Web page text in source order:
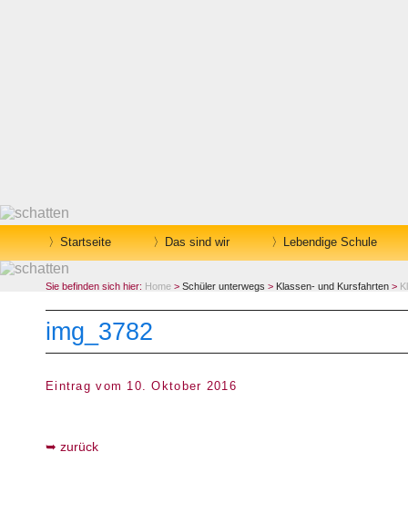
Startseite Das sind wir Lebendige Schule
Sie befinden sich hier: Home > Schüler unterwegs > Klassen- und Kursfahrten >
img_3782
Eintrag vom 10. Oktober 2016
zurück